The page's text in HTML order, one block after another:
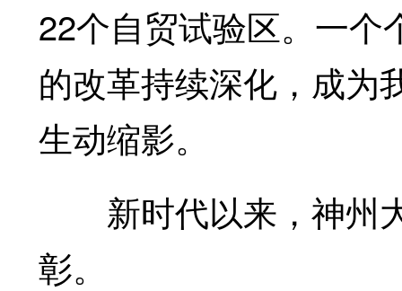
22个自贸试验区。一个
的改革持续深化，成为
生动缩影。
新时代以来，神州
彰。